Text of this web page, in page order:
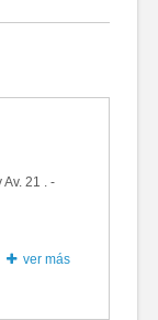
Av. 21 . -
ver más